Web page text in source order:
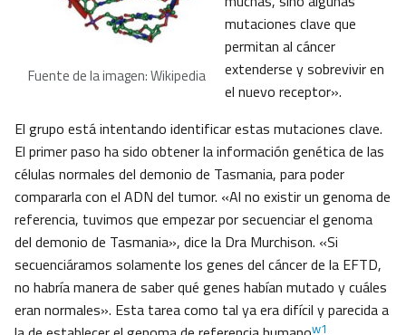
Fuente de la imagen: Wikipedia
mutaciones clave que
permitan al cáncer
extenderse y sobrevivir en
el nuevo receptor».
El grupo está intentando identificar estas mutaciones clave.
El primer paso ha sido obtener la información genética de las
células normales del demonio de Tasmania, para poder
compararla con el ADN del tumor. «Al no existir un genoma de
referencia, tuvimos que empezar por secuenciar el genoma
del demonio de Tasmania», dice la Dra Murchison. «Si
secuenciáramos solamente los genes del cáncer de la EFTD,
no habría manera de saber qué genes habían mutado y cuáles
eran normales». Esta tarea como tal ya era difícil y parecida a
w1